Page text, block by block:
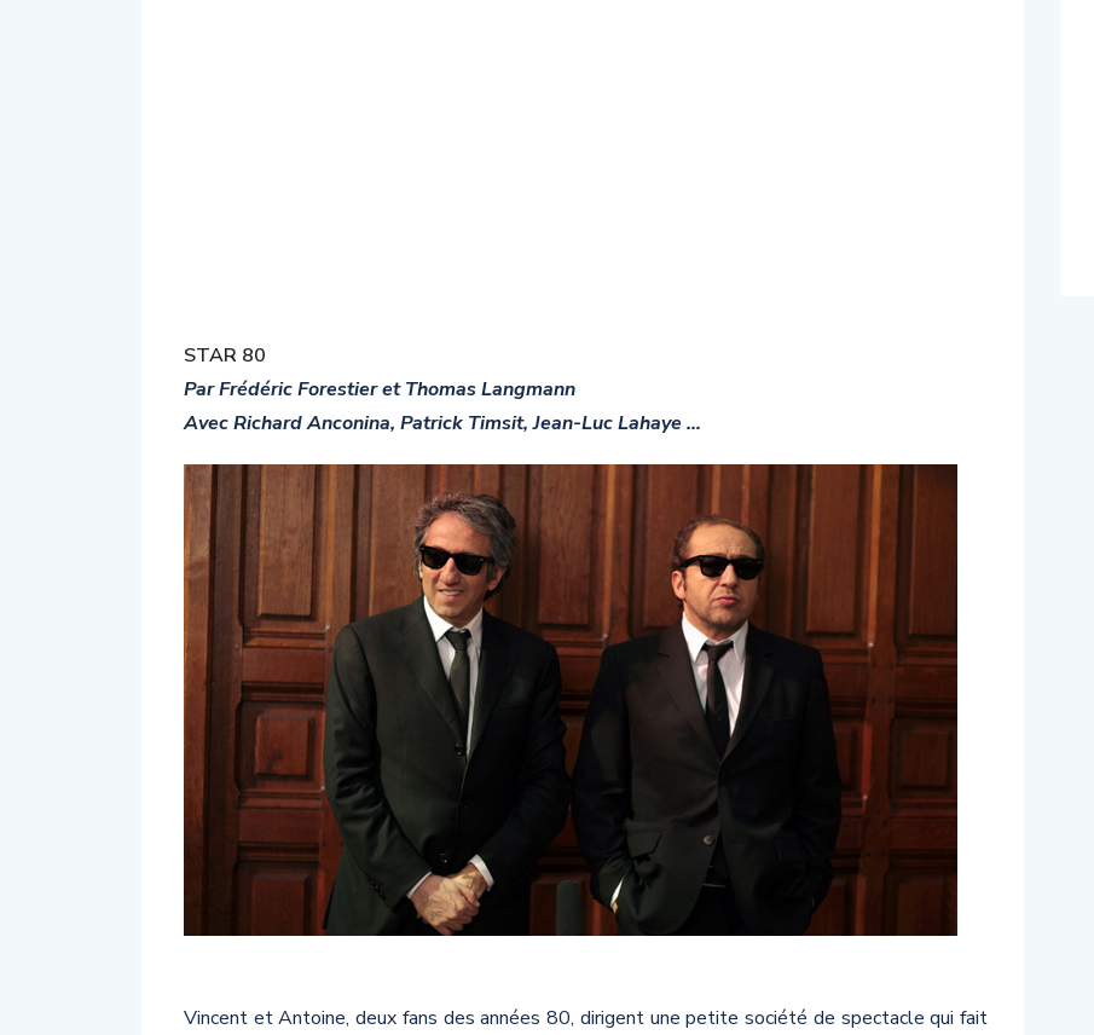
STAR 80
Par Frédéric Forestier et Thomas Langmann
Avec Richard Anconina, Patrick Timsit, Jean-Luc Lahaye …
Vincent et Antoine, deux fans des années 80, dirigent une petite société de spectacle qui fait